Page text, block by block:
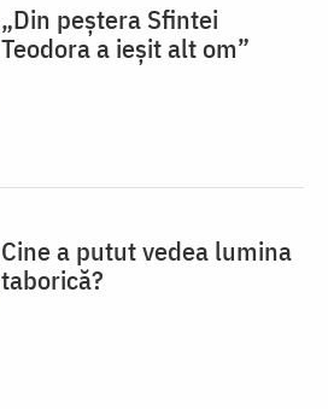
„Din peștera Sfintei
Teodora a ieșit alt om”
Cine a putut vedea lumina
taborică?